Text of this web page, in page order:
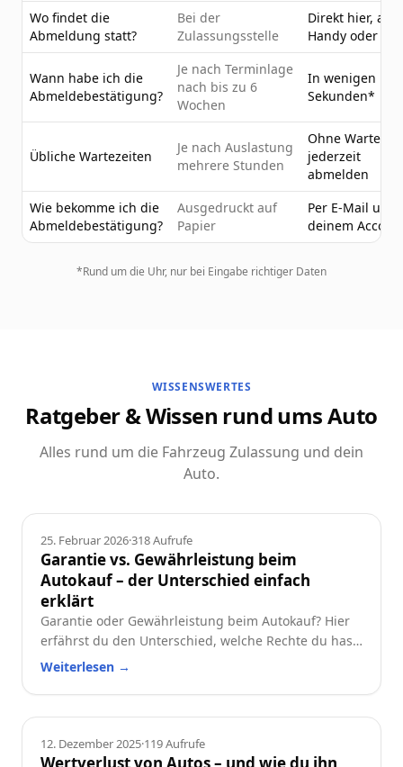
Wo findet die
Abmeldung statt?
Bei der
Zulassungsstelle
Direkt hier, am
Handy oder PC
Wann habe ich die
Abmeldebestätigung?
Je nach Terminlage
nach bis zu 6
Wochen
In wenigen
Sekunden*
Übliche Wartezeiten
Je nach Auslastung
mehrere Stunden
Ohne Wartezeit
jederzeit
abmelden
Wie bekomme ich die
Abmeldebestätigung?
Ausgedruckt auf
Papier
Per E-Mail und
deinem
*Rund um die Uhr, nur bei Eingabe richtiger Daten
WISSENSWERTES
Ratgeber & Wissen rund ums Auto
Alles rund um die Fahrzeug Zulassung und dein
Auto.
Ratgeber
25. Februar 2026·318Aufrufe
Garantie vs. Gewährleistung beim
Autokauf – der Unterschied einfach
erklärt
Garantie oder Gewährleistung beim Autokauf? Hier
erfährst du den Unterschied, welche Rechte du hast
und worauf du beim Neu- oder Gebrauchtwagen
Weiterlesen →
Ratgeber
12. Dezember 2025·119Aufrufe